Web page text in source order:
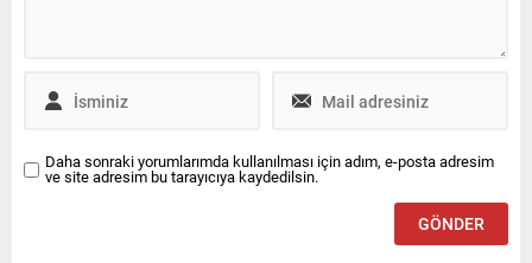
Daha sonraki yorumlarımda kullanılması için adım, e-posta adresim
ve site adresim bu tarayıcıya kaydedilsin.